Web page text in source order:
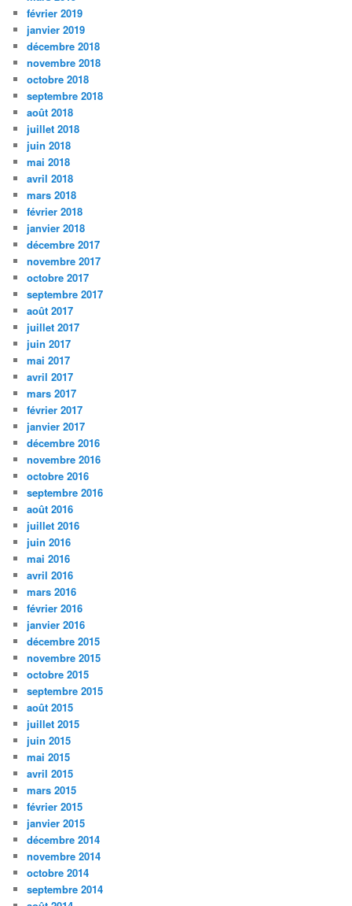
février 2019
janvier 2019
décembre 2018
novembre 2018
octobre 2018
septembre 2018
août 2018
juillet 2018
juin 2018
mai 2018
avril 2018
mars 2018
février 2018
janvier 2018
décembre 2017
novembre 2017
octobre 2017
septembre 2017
août 2017
juillet 2017
juin 2017
mai 2017
avril 2017
mars 2017
février 2017
janvier 2017
décembre 2016
novembre 2016
octobre 2016
septembre 2016
août 2016
juillet 2016
juin 2016
mai 2016
avril 2016
mars 2016
février 2016
janvier 2016
décembre 2015
novembre 2015
octobre 2015
septembre 2015
août 2015
juillet 2015
juin 2015
mai 2015
avril 2015
mars 2015
février 2015
janvier 2015
décembre 2014
novembre 2014
octobre 2014
septembre 2014